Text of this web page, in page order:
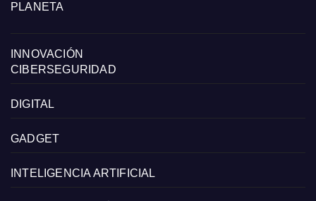
PLANETA
INNOVACIÓN
CIBERSEGURIDAD
DIGITAL
GADGET
INTELIGENCIA ARTIFICIAL